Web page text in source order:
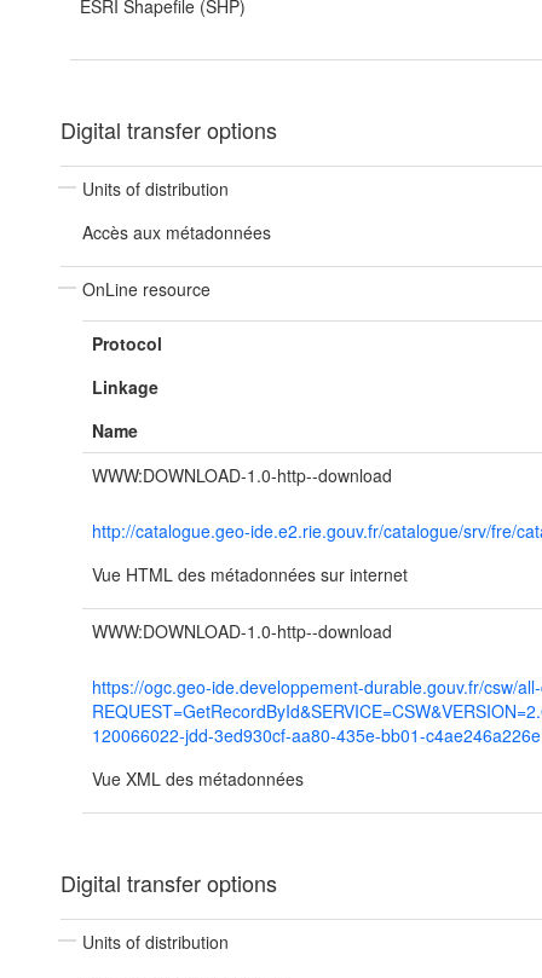
ESRI Shapefile (SHP)
Digital transfer options
Units of distribution
Accès aux métadonnées
OnLine resource
Protocol
Linkage
Name
WWW:DOWNLOAD-1.0-http--download
http://catalogue.geo-ide.e2.rie.gouv.fr/catalogue/srv/fre/
Vue HTML des métadonnées sur internet
WWW:DOWNLOAD-1.0-http--download
https://ogc.geo-ide.developpement-durable.gouv.fr/csw/
120066022-jdd-3ed930cf-aa80-435e-bb01-c4ae246a226e
Vue XML des métadonnées
Digital transfer options
Units of distribution